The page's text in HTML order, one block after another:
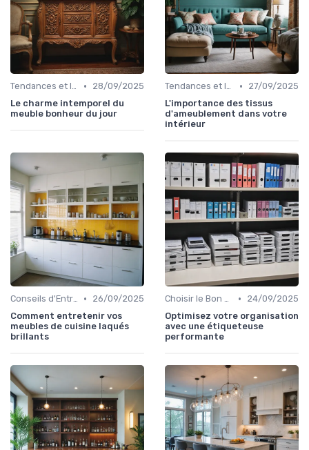
Tendances et Innovations •
28/09/2025
Le charme intemporel du
meuble bonheur du jour
Tendances et Innovations •
27/09/2025
L'importance des tissus
d'ameublement dans votre
intérieur
Conseils d'Entretien •
26/09/2025
Comment entretenir vos
meubles de cuisine laqués
brillants
Choisir le Bon Appareil •
24/09/2025
Optimisez votre organisation
avec une étiqueteuse
performante